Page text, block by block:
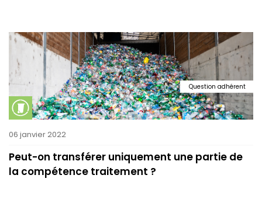
Question adhérent
06 janvier 2022
Peut-on transférer uniquement une partie de
la compétence traitement ?